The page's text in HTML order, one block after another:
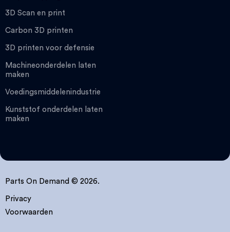
3D Scan en print
Carbon 3D printen
3D printen voor defensie
Machineonderdelen laten
maken
Voedingsmiddelenindustrie
Kunststof onderdelen laten
maken
Parts On Demand © 2026.
Privacy
Voorwaarden